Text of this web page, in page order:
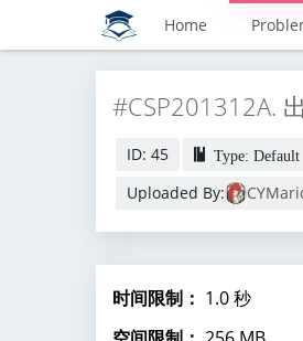
Home
#CSP201312A.
ID: 45 Type: Default
Uploaded By:
时间限制： 1.0 秒